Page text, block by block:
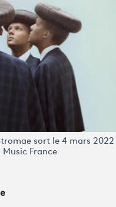
sort le 4 mars 2022
France